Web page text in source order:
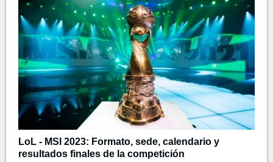
LoL - MSI 2023: Formato, sede, calendario y
resultados finales de la competición